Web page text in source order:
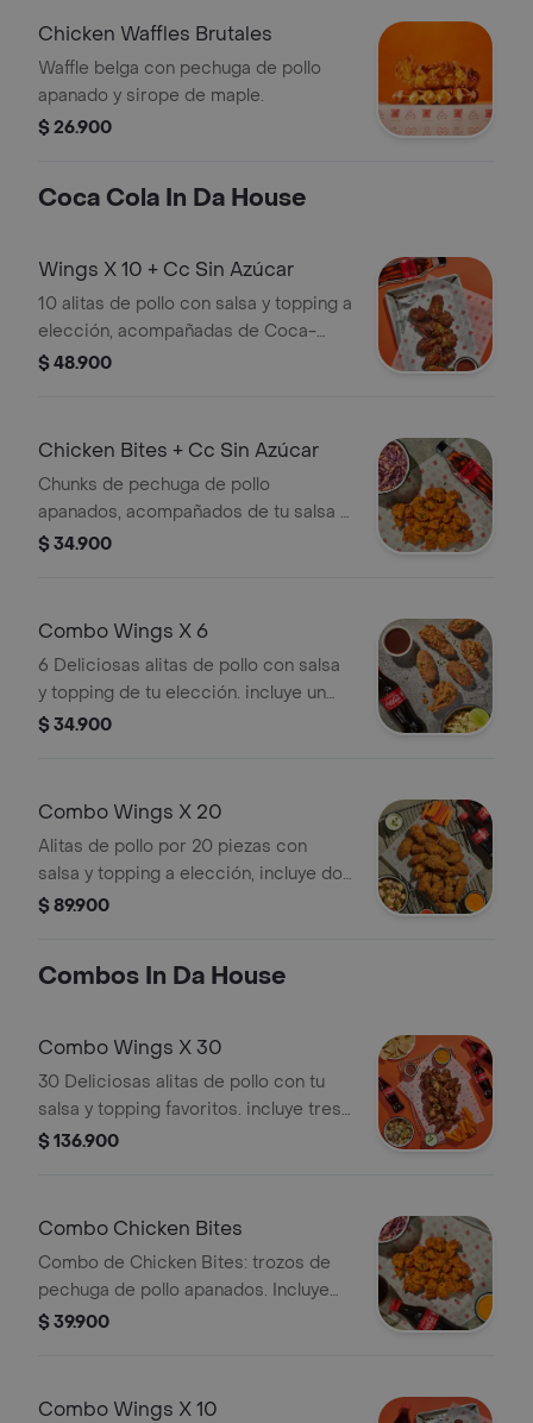
Chicken Waffles Brutales
Waffle belga con pechuga de pollo
apanado y sirope de maple.
$ 26.900
Coca Cola In Da House
Wings X 10 + Cc Sin Azúcar
10 alitas de pollo con salsa y topping a
elección, acompañadas de Coca-
Cola sin azúcar.
$ 48.900
Chicken Bites + Cc Sin Azúcar
Chunks de pechuga de pollo
apanados, acompañados de tu salsa y
topping favoritos + coca cola sin
$ 34.900
Combo Wings X 6
6 Deliciosas alitas de pollo con salsa
y topping de tu elección. incluye un
acompañamiento y una bebida
$ 34.900
Combo Wings X 20
Alitas de pollo por 20 piezas con
salsa y topping a elección, incluye dos
acompañamientos y dos bebidas o
$ 89.900
Combos In Da House
Combo Wings X 30
30 Deliciosas alitas de pollo con tu
salsa y topping favoritos. incluye tres
acompañamientos y tres bebidas de
$ 136.900
Combo Chicken Bites
Combo de Chicken Bites: trozos de
pechuga de pollo apanados. Incluye
salsa, topping, acompañamiento y
$ 39.900
Combo Wings X 10